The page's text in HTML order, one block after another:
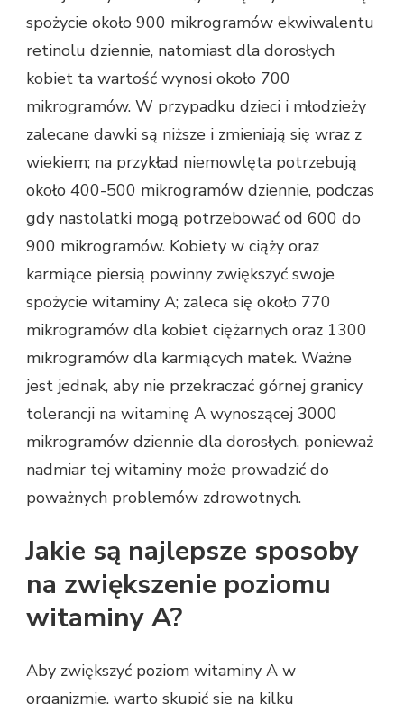
spożycie około 900 mikrogramów ekwiwalentu
retinolu dziennie, natomiast dla dorosłych
kobiet ta wartość wynosi około 700
mikrogramów. W przypadku dzieci i młodzieży
zalecane dawki są niższe i zmieniają się wraz z
wiekiem; na przykład niemowlęta potrzebują
około 400-500 mikrogramów dziennie, podczas
gdy nastolatki mogą potrzebować od 600 do
900 mikrogramów. Kobiety w ciąży oraz
karmiące piersią powinny zwiększyć swoje
spożycie witaminy A; zaleca się około 770
mikrogramów dla kobiet ciężarnych oraz 1300
mikrogramów dla karmiących matek. Ważne
jest jednak, aby nie przekraczać górnej granicy
tolerancji na witaminę A wynoszącej 3000
mikrogramów dziennie dla dorosłych, ponieważ
nadmiar tej witaminy może prowadzić do
poważnych problemów zdrowotnych.
Jakie są najlepsze sposoby
na zwiększenie poziomu
witaminy A?
Aby zwiększyć poziom witaminy A w
organizmie, warto skupić się na kilku